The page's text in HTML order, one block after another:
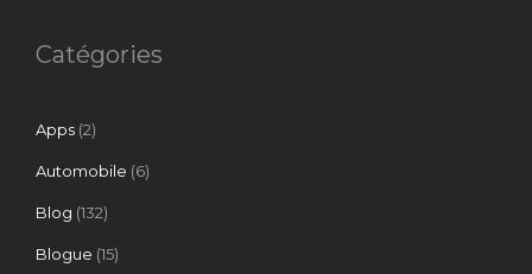
Catégories
Apps (2)
Automobile (6)
Blog (132)
Blogue (15)